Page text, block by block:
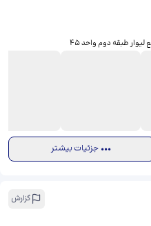
طبقه دوم واحد ۴۵
جزئیات بیشتر
گزارش